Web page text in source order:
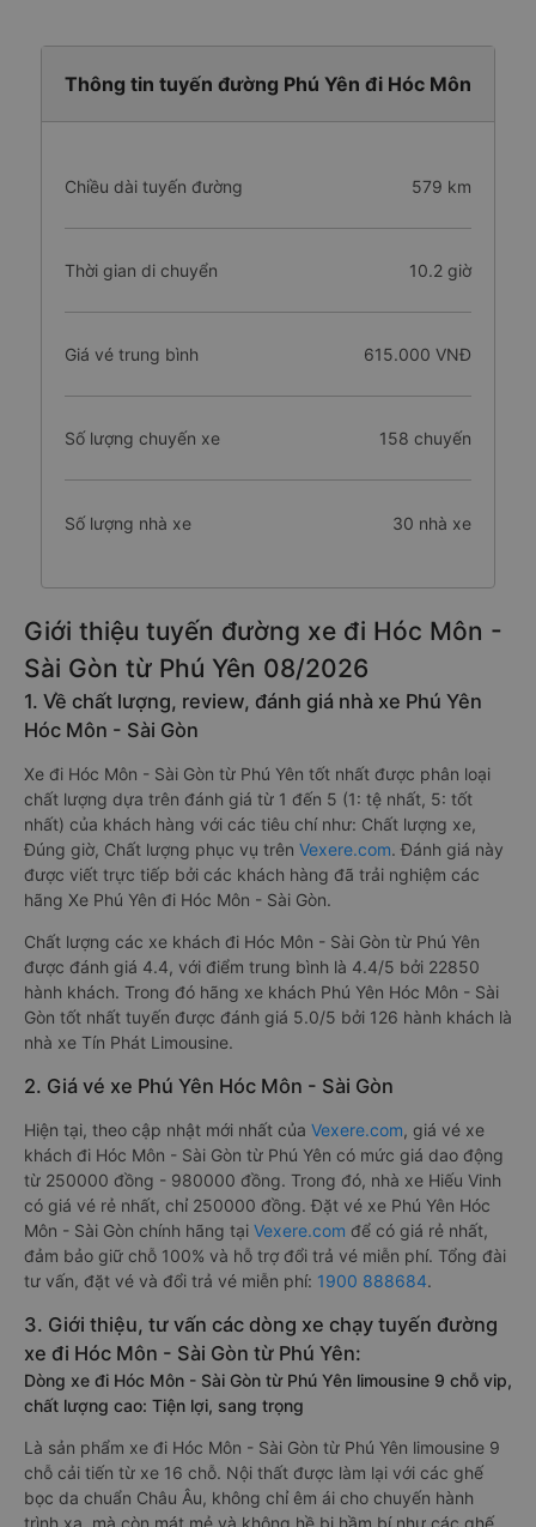
Thông tin tuyến đường Phú Yên đi Hóc Môn
Chiều dài tuyến đường 579 km
Thời gian di chuyển 10.2 giờ
Giá vé trung bình 615.000 VNĐ
Số lượng chuyến xe 158 chuyến
Số lượng nhà xe 30 nhà xe
Giới thiệu tuyến đường xe đi Hóc Môn -
Sài Gòn từ Phú Yên 08/2026
1. Về chất lượng, review, đánh giá nhà xe Phú Yên
Hóc Môn - Sài Gòn
Xe đi Hóc Môn - Sài Gòn từ Phú Yên tốt nhất được phân loại
chất lượng dựa trên đánh giá từ 1 đến 5 (1: tệ nhất, 5: tốt
nhất) của khách hàng với các tiêu chí như: Chất lượng xe,
Đúng giờ, Chất lượng phục vụ trên Vexere.com. Đánh giá này
được viết trực tiếp bởi các khách hàng đã trải nghiệm các
hãng Xe Phú Yên đi Hóc Môn - Sài Gòn.
Chất lượng các xe khách đi Hóc Môn - Sài Gòn từ Phú Yên
được đánh giá 4.4, với điểm trung bình là 4.4/5 bởi 22850
hành khách. Trong đó hãng xe khách Phú Yên Hóc Môn - Sài
Gòn tốt nhất tuyến được đánh giá 5.0/5 bởi 126 hành khách là
nhà xe Tín Phát Limousine.
2. Giá vé xe Phú Yên Hóc Môn - Sài Gòn
Hiện tại, theo cập nhật mới nhất của Vexere.com, giá vé xe
khách đi Hóc Môn - Sài Gòn từ Phú Yên có mức giá dao động
từ 250000 đồng - 980000 đồng. Trong đó, nhà xe Hiếu Vinh
có giá vé rẻ nhất, chỉ 250000 đồng. Đặt vé xe Phú Yên Hóc
Môn - Sài Gòn chính hãng tại Vexere.com để có giá rẻ nhất,
đảm bảo giữ chỗ 100% và hỗ trợ đổi trả vé miễn phí. Tổng đài
tư vấn, đặt vé và đổi trả vé miễn phí: 1900 888684.
3. Giới thiệu, tư vấn các dòng xe chạy tuyến đường
xe đi Hóc Môn - Sài Gòn từ Phú Yên:
Dòng xe đi Hóc Môn - Sài Gòn từ Phú Yên limousine 9 chỗ vip,
chất lượng cao: Tiện lợi, sang trọng
Là sản phẩm xe đi Hóc Môn - Sài Gòn từ Phú Yên limousine 9
chỗ cải tiến từ xe 16 chỗ. Nội thất được làm lại với các ghế
bọc da chuẩn Châu Âu, không chỉ êm ái cho chuyến hành
trình xa, mà còn mát mẻ và không hề bị hầm bí như các ghế